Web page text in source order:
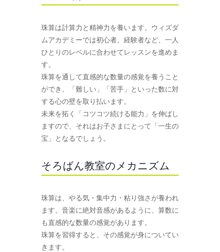
珠算は計算力と精神力を養います。ウィズダ
ムアカデミーでは初心者、経験者など、一人
ひとりのレベルに合わせてレッスンを進めま
す。
珠算を通して直感的な数量の感覚を養うこと
ができ、「難しい」「苦手」といった数に対
する心の壁を取り払います。
未来を拓く「コツコツ続ける能力」を伸ばし
ますので、それはお子さまにとって「一生の
宝」となるでしょう。
そろばん教室のメカニズム
珠算は、やる気・集中力・粘り強さが養われ
ます。音楽に絶対音感があるように、算数に
も直感的な数量の感覚があります。
珠算を習得すると、その感覚が身についてい
きます。